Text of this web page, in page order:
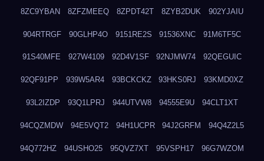
8ZC9YBAN 8ZFZMEEQ 8ZPDT42T 8ZYB2DUK 902YJAIU
904RTRGF 90GLHP4O 9151RE2S 91536XNC 91M6TF5C
91S40MFE 927W4109 92D4V1SF 92NJMW74 92QEGUIC
92QF91PP 939W5AR4 93BCKCKZ 93HKS0RJ 93KMD0XZ
93L2IZDP 93Q1LPRJ 944UTVW8 94555E9U 94CLT1XT
94CQZMDW 94E5VQT2 94H1UCPR 94J2GRFM 94Q4Z2L5
94Q772HZ 94USHO25 95QVZ7XT 95VSPH17 96G7WZOM